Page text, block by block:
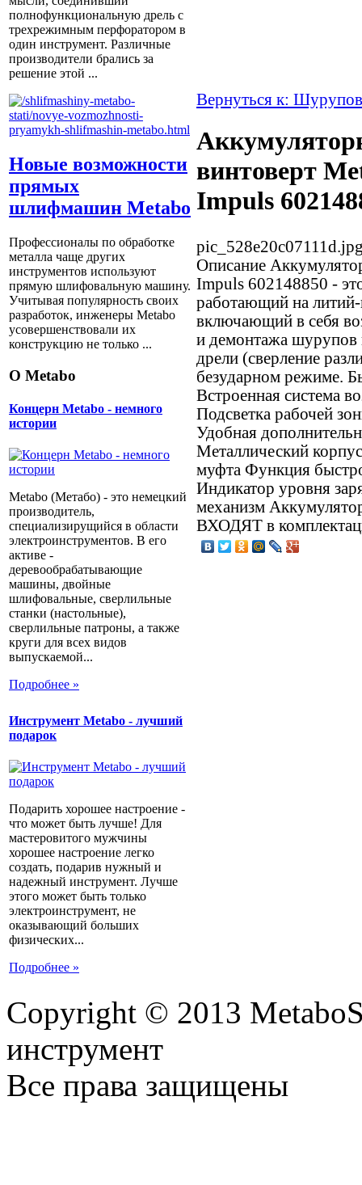
полнофункциональную дрель с
трехрежимным перфоратором в
один инструмент. Различные
производители брались за
решение этой ...
Новые возможности
прямых
шлифмашин Metabo
Профессионалы по обработке
металла чаще других
инструментов используют
прямую шлифовальную машину.
Учитывая популярность своих
разработок, инженеры Metabo
усовершенствовали их
конструкцию не только ...
О Metabo
Концерн Metabo - немного
истории
Metabo (Метабо) - это немецкий
производитель,
специализирущийся в области
электроинструментов. В его
активе -
деревообрабатывающие
машины, двойные
шлифовальные, сверлильные
станки (настольные),
сверлильные патроны, а также
круги для всех видов
выпускаемой...
Подробнее »
Инструмент Metabo - лучший
подарок
Подарить хорошее настроение -
что может быть лучше! Для
мастеровитого мужчины
хорошее настроение легко
создать, подарив нужный и
надежный инструмент. Лучше
этого может быть только
электроинструмент, не
оказывающий больших
физических...
Подробнее »
Вернуться к:
винтоверт
Impuls
Описание
Impuls 602148850 -
работающий на
включающий в себя
и демонтажа шурупов
дрели (сверление
безударном режиме.
Встроенная система
Подсветка рабочей
Удобная
Металлический
муфта Функция
Индикатор уровня
механизм
ВХОДЯТ в
Copyright © 2013
инструмент
Все права защищены